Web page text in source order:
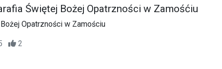
Świętej Bożej Opatrzności w Zamośćiu
Opatrzności w Zamościu
2